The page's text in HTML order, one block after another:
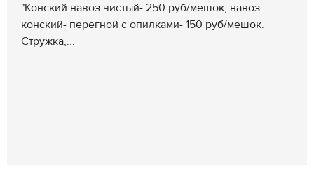
"Конский навоз чистый- 250 руб/мешок, навоз
конский- перегной с опилками- 150 руб/мешок.
Стружка,...